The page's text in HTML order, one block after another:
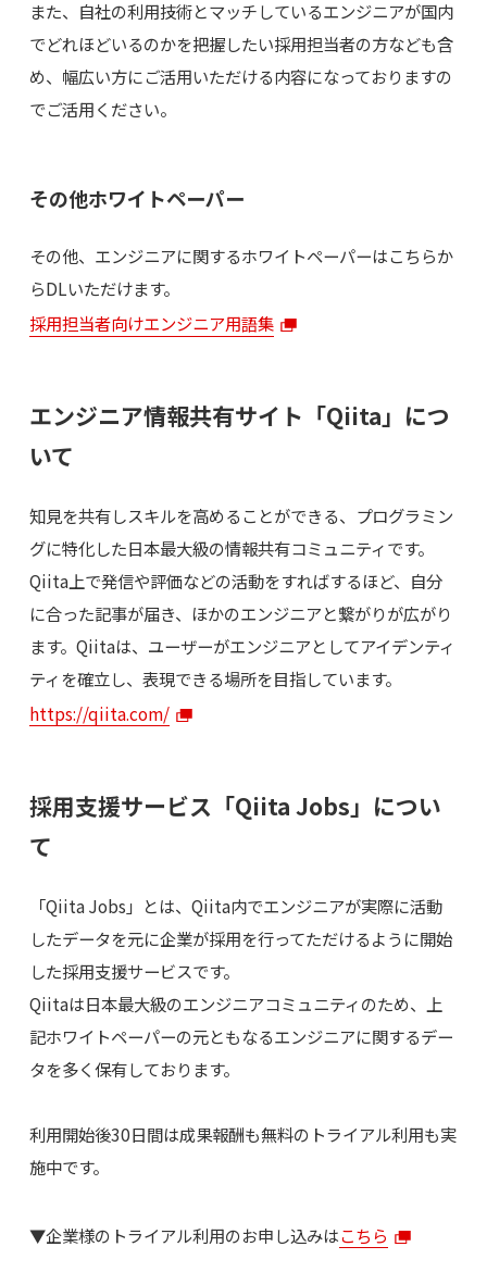
また、自社の利用技術とマッチしているエンジニアが国内
でどれほどいるのかを把握したい採用担当者の方なども含
め、幅広い方にご活用いただける内容になっておりますの
でご活用ください。
その他ホワイトペーパー
その他、エンジニアに関するホワイトペーパーはこちらか
らDLいただけます。
採用担当者向けエンジニア用語集
エンジニア情報共有サイト「Qiita」につ
いて
知見を共有しスキルを高めることができる、プログラミン
グに特化した日本最大級の情報共有コミュニティです。
Qiita上で発信や評価などの活動をすればするほど、自分
に合った記事が届き、ほかのエンジニアと繋がりが広がり
ます。Qiitaは、ユーザーがエンジニアとしてアイデンティ
ティを確立し、表現できる場所を目指しています。
https://qiita.com/
採用支援サービス「Qiita Jobs」につい
て
「Qiita Jobs」とは、Qiita内でエンジニアが実際に活動
したデータを元に企業が採用を行ってただけるように開始
した採用支援サービスです。
Qiitaは日本最大級のエンジニアコミュニティのため、上
記ホワイトペーパーの元ともなるエンジニアに関するデー
タを多く保有しております。
利用開始後30日間は成果報酬も無料のトライアル利用も実
施中です。
▼企業様のトライアル利用のお申し込みはこちら